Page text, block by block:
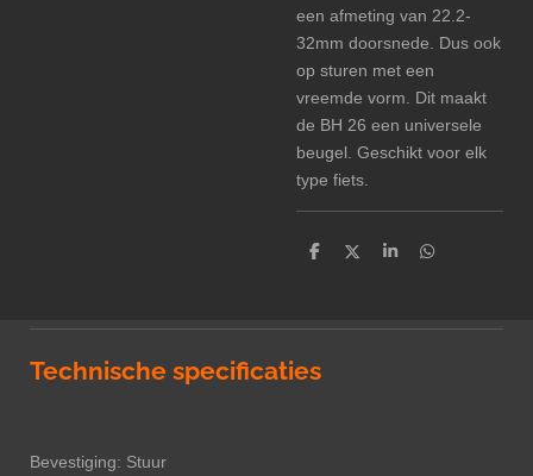
een afmeting van 22.2-
32mm doorsnede. Dus ook
op sturen met een
vreemde vorm. Dit maakt
de BH 26 een universele
beugel. Geschikt voor elk
type fiets.
D
D
S
D
Technische specificaties
Bevestiging: Stuur